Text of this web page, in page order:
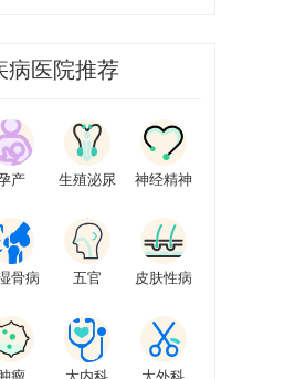
病医院推荐
产 生殖泌尿 神经精神
骨病 五官 皮肤性病